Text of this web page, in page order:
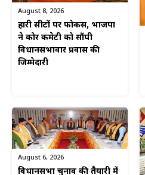
August 8, 2026
हारी सीटों पर फोकस, भाजपा
ने कोर कमेटी को सौंपी
विधानसभावार प्रवास की
जिम्मेदारी
August 6, 2026
विधानसभा चुनाव की तैयारी में